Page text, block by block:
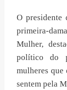
O presidente
primeira-
Mulher,
político do
mulheres que
sentem pela